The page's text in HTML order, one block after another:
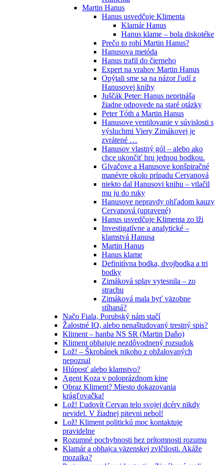
Martin Hanus
Hanus usvedčuje Klimenta
Klamár Hanus
Hanus klame – bola diskotéke
Prečo to robí Martin Hanus?
Hanusova metóda
Hanus trafil do čierneho
Expert na vrahov Martin Hanus
Opýtali sme sa na názor ľudí z
Hanusovej knihy
Juščák Peter: Hanus neprináša
žiadne odpovede na staré otázky
Peter Tóth a Martin Hanus
Hanusove ventilovanie v súvislosti s
výsluchmi Viery Zimákovej je
zvrátené …
Hanusov vlastný gól – alebo ako
chce ukončiť hru jednou bodkou.
Glvačove a Hanusove konšpiračné
manévre okolo prípadu Cervanová
niekto dal Hanusovi knihu – vtlačil
mu ju do ruky
Hanusove nepravdy ohľadom kauzy
Cervanová (upravené)
Hanus usvedčuje Klimenta zo lži
Investigatívne a analytické –
klamstvá Hanusa
Martin Hanus
Hanus klame
Definitívna bodka, dvojbodka a tri
bodky
Zimáková splav vytesnila – zo
strachu
Zimáková mala byť väzobne
stíhaná?
Načo Fiala, Porubský nám stačí
Žalostné IQ, alebo nenaštudovaný trestný spis?
Kliment – hanba NS SR (Martin Daňo)
Kliment obhajuje nezdôvodnený rozsudok
Lož! – Škrobánek nikoho z obžalovaných
nepoznal
Hlúposť alebo klamstvo?
Agent Koza v poloprázdnom kine
Obraz Kliment? Miesto dokazovania
krágľovačka!
Lož! Ľudovít Cervan telo svojej dcéry nikdy
nevidel. V žiadnej pitevni nebol!
Lož! Kliment politickú moc kontaktuje
pravidelne
Rozumné pochybnosti bez prítomnosti rozumu
Klamár a obhajca väzenskej zvlčilosti. Akáže
mozaika?